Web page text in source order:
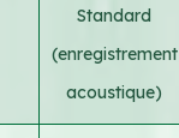
Standard
(enregistrement
acoustique)